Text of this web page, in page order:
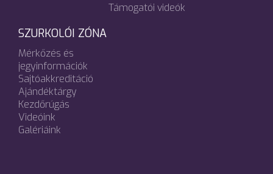
Támogatói videók
SZURKOLÓI ZÓNA
Mérkőzés és
jegyinformációk
Sajtóakkreditáció
Ajándéktárgy
Kezdőrúgás
Videóink
Galériáink